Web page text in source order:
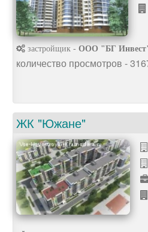
застройщик - ООО "БГ
количество просмотров -
ЖК "Южане"